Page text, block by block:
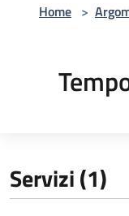
Home >
Servizi (1)